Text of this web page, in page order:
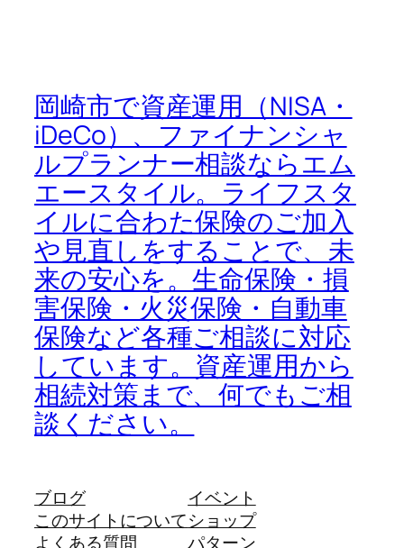
岡崎市で資産運用（NISA・
iDeCo）、ファイナンシャ
ルプランナー相談ならエム
エースタイル。ライフスタ
イルに合わた保険のご加入
や見直しをすることで、未
来の安心を。生命保険・損
害保険・火災保険・自動車
保険など各種ご相談に対応
しています。資産運用から
相続対策まで、何でもご相
談ください。
ブログ
このサイトについて
よくある質問
イベント
ショップ
パターン